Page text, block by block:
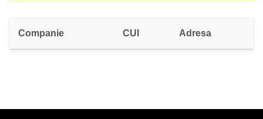
Companie CUI Adresa